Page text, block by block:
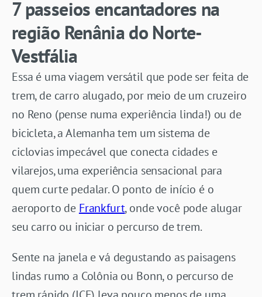
7 passeios encantadores na
região Renânia do Norte-
Vestfália
Essa é uma viagem versátil que pode ser feita de
trem, de carro alugado, por meio de um cruzeiro
no Reno (pense numa experiência linda!) ou de
bicicleta, a Alemanha tem um sistema de
ciclovias impecável que conecta cidades e
vilarejos, uma experiência sensacional para
quem curte pedalar. O ponto de início é o
aeroporto de Frankfurt, onde você pode alugar
seu carro ou iniciar o percurso de trem.
Sente na janela e vá degustando as paisagens
lindas rumo a Colônia ou Bonn, o percurso de